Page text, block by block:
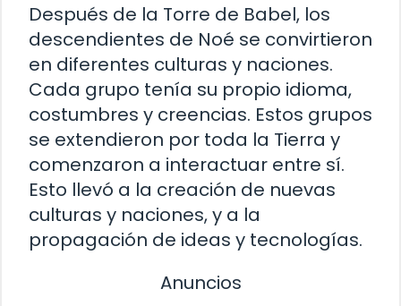
Después de la Torre de Babel, los
descendientes de Noé se convirtieron
en diferentes culturas y naciones.
Cada grupo tenía su propio idioma,
costumbres y creencias. Estos grupos
se extendieron por toda la Tierra y
comenzaron a interactuar entre sí.
Esto llevó a la creación de nuevas
culturas y naciones, y a la
propagación de ideas y tecnologías.
Anuncios